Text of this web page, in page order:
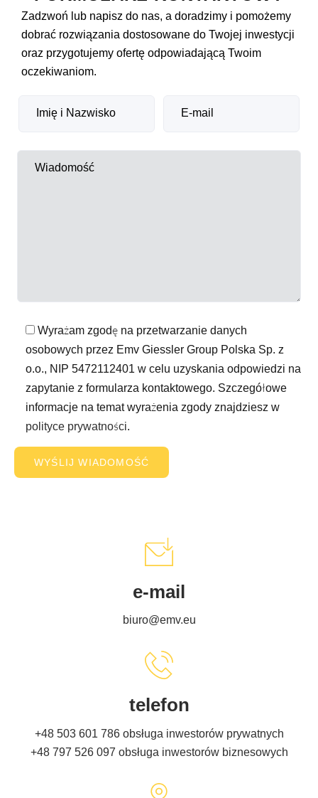
Zadzwoń lub napisz do nas, a doradzimy i pomożemy
dobrać rozwiązania dostosowane do Twojej inwestycji
oraz przygotujemy ofertę odpowiadającą Twoim
oczekiwaniom.
Wyrażam zgodę na przetwarzanie danych
osobowych przez Emv Giessler Group Polska Sp. z
o.o., NIP 5472112401 w celu uzyskania odpowiedzi na
zapytanie z formularza kontaktowego. Szczegółowe
informacje na temat wyrażenia zgody znajdziesz w
polityce prywatności.
e-mail
biuro@emv.eu
telefon
+48 503 601 786 obsługa inwestorów prywatnych
+48 797 526 097 obsługa inwestorów biznesowych